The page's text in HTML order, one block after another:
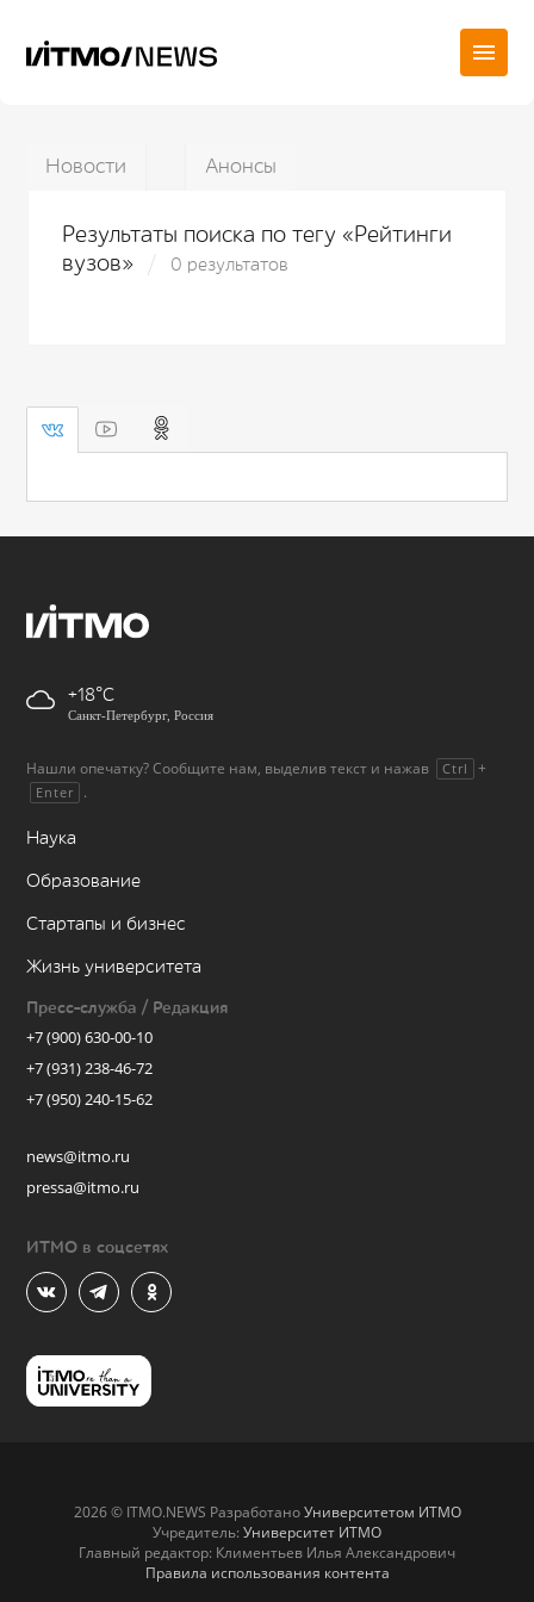
Новости Анонсы
Результаты поиска по тегу «Рейтинги
вузов»
0 результатов
+18
Санкт-Петербург, Россия
Нашли опечатку? Сообщите нам, выделив текст и нажав Ctrl +
Enter .
Наука
Образование
Стартапы и бизнес
Жизнь университета
Пресс-служба / Редакция
+7 (900) 630-00-10
+7 (931) 238-46-72
+7 (950) 240-15-62
news@itmo.ru
pressa@itmo.ru
ИТМО в соцсетях
2026 © ITMO.NEWS РазработаноУниверситетом ИТМО
Учредитель: Университет ИТМО
Главный редактор: Климентьев Илья Александрович
Правила использования контента